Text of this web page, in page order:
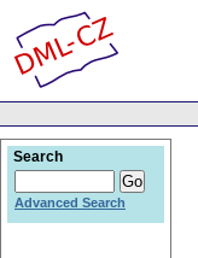
Search
Advanced Search